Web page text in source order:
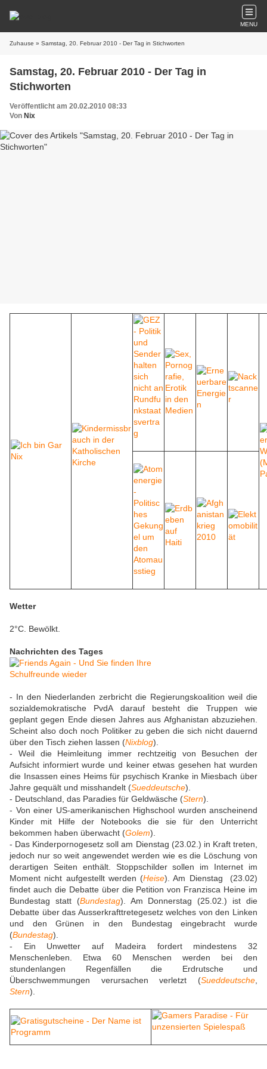
MENU
Zuhause » Samstag, 20. Februar 2010 - Der Tag in Stichworten
Samstag, 20. Februar 2010 - Der Tag in
Stichworten
Veröffentlicht am 20.02.2010 08:33
Von Nix
Wetter
2°C. Bewölkt.
Nachrichten des Tages
- In den Niederlanden zerbricht die Regierungskoalition weil die
sozialdemokratische PvdA darauf besteht die Truppen wie
geplant gegen Ende diesen Jahres aus Afghanistan abzuziehen.
Scheint also doch noch Politiker zu geben die sich nicht dauernd
über den Tisch ziehen lassen (Nixblog).
- Weil die Heimleitung immer rechtzeitig von Besuchen der
Aufsicht informiert wurde und keiner etwas gesehen hat wurden
die Insassen eines Heims für psychisch Kranke in Miesbach über
Jahre gequält und misshandelt (Sueddeutsche).
- Deutschland, das Paradies für Geldwäsche (Stern).
- Von einer US-amerikanischen Highschool wurden anscheinend
Kinder mit Hilfe der Notebooks die sie für den Unterricht
bekommen haben überwacht (Golem).
- Das Kinderpornogesetz soll am Dienstag (23.02.) in Kraft treten,
jedoch nur so weit angewendet werden wie es die Löschung von
derartigen Seiten enthält. Stoppschilder sollen im Internet im
Moment nicht aufgestellt werden (Heise). Am Dienstag (23.02)
findet auch die Debatte über die Petition von Franzisca Heine im
Bundestag statt (Bundestag). Am Donnerstag (25.02.) ist die
Debatte über das Ausserkrafttretegesetz welches von den Linken
und den Grünen in den Bundestag eingebracht wurde
(Bundestag).
- Ein Unwetter auf Madeira fordert mindestens 32
Menschenleben. Etwa 60 Menschen werden bei den
stundenlangen Regenfällen die Erdrutsche und
Überschwemmungen verursachen verletzt (Sueddeutsche
Stern).